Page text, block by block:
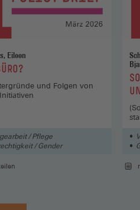
/ Peters, Eileen
und Folgen von
/ Pflege
/ Gender
: